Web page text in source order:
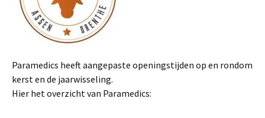
Paramedics heeft aangepaste openingstijden op en rondom
kerst en de jaarwisseling.
Hier het overzicht van Paramedics: